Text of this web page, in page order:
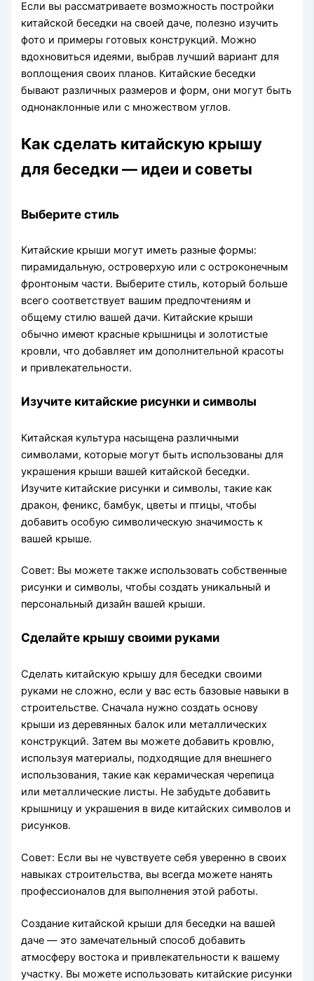
Если вы рассматриваете возможность постройки
китайской беседки на своей даче, полезно изучить
фото и примеры готовых конструкций. Можно
вдохновиться идеями, выбрав лучший вариант для
воплощения своих планов. Китайские беседки
бывают различных размеров и форм, они могут быть
однонаклонные или с множеством углов.
Как сделать китайскую крышу
для беседки — идеи и советы
Выберите стиль
Китайские крыши могут иметь разные формы:
пирамидальную, островерхую или с остроконечным
фронтоным части. Выберите стиль, который больше
всего соответствует вашим предпочтениям и
общему стилю вашей дачи. Китайские крыши
обычно имеют красные крышницы и золотистые
кровли, что добавляет им дополнительной красоты
и привлекательности.
Изучите китайские рисунки и символы
Китайская культура насыщена различными
символами, которые могут быть использованы для
украшения крыши вашей китайской беседки.
Изучите китайские рисунки и символы, такие как
дракон, феникс, бамбук, цветы и птицы, чтобы
добавить особую символическую значимость к
вашей крыше.
Совет: Вы можете также использовать собственные
рисунки и символы, чтобы создать уникальный и
персональный дизайн вашей крыши.
Сделайте крышу своими руками
Сделать китайскую крышу для беседки своими
руками не сложно, если у вас есть базовые навыки в
строительстве. Сначала нужно создать основу
крыши из деревянных балок или металлических
конструкций. Затем вы можете добавить кровлю,
используя материалы, подходящие для внешнего
использования, такие как керамическая черепица
или металлические листы. Не забудьте добавить
крышницу и украшения в виде китайских символов и
рисунков.
Совет: Если вы не чувствуете себя уверенно в своих
навыках строительства, вы всегда можете нанять
профессионалов для выполнения этой работы.
Создание китайской крыши для беседки на вашей
даче — это замечательный способ добавить
атмосферу востока и привлекательности к вашему
участку. Вы можете использовать китайские рисунки